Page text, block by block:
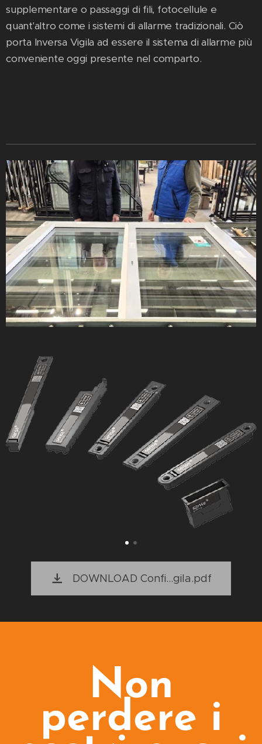
supplementare o passaggi di fili, fotocellule e
quant'altro come i sistemi di allarme tradizionali. Ciò
porta Inversa Vigila ad essere il sistema di allarme più
conveniente oggi presente nel comparto.
DOWNLOAD Confi...gila.pdf
Non
perdere i